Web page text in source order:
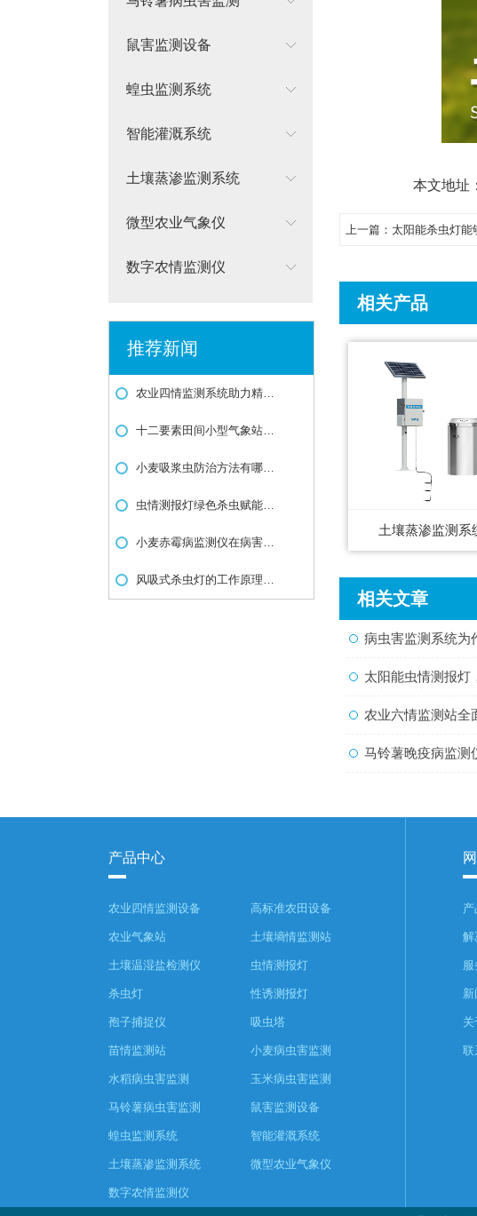
鼠害监测设备
蝗虫监测系统
智能灌溉系统
土壤蒸渗监测系统
微型农业气象仪
数字农情监测仪
推荐新闻
农业四情监测系统助力精准化、智能化农业生产
十二要素田间小型气象站设备介绍
小麦吸浆虫防治方法有哪些，小麦吸浆虫测报仪
虫情测报灯绿色杀虫赋能农业可持续发展
小麦赤霉病监测仪在病害防治工作中有哪些优势
风吸式杀虫灯的工作原理是什么
本文地址：
上一篇： 太阳能杀虫灯能
相关产品
土壤蒸渗监测系
相关文章
病虫害监测系统为
太阳能虫情测报灯，虫
农业六情监测站全
马铃薯晚疫病监测仪
产品中心
农业四情监测设备 高标准农田设备
农业气象站 土壤墒情监测站
土壤温湿盐检测仪 虫情测报灯
杀虫灯 性诱测报灯
孢子捕捉仪 吸虫塔
苗情监测站 小麦病虫害监测
水稻病虫害监测 玉米病虫害监测
马铃薯病虫害监测 鼠害监测设备
蝗虫监测系统 智能灌溉系统
土壤蒸渗监测系统 微型农业气象仪
数字农情监测仪
解
关
联